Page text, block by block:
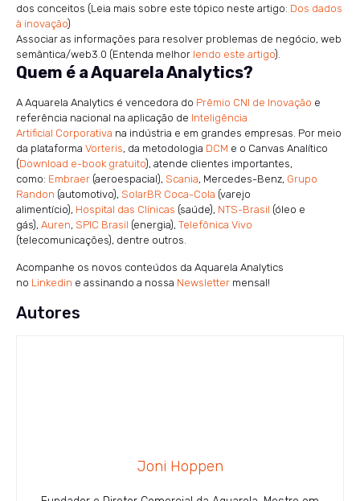
dos conceitos (Leia mais sobre este tópico neste artigo: Dos dados
à inovação)
Associar as informações para resolver problemas de negócio, web
semântica/web3.0 (Entenda melhor lendo este artigo).
Quem é a Aquarela Analytics?
A Aquarela Analytics é vencedora do Prêmio CNI de Inovação e
referência nacional na aplicação de Inteligência
Artificial Corporativa na indústria e em grandes empresas. Por meio
da plataforma Vorteris, da metodologia DCM e o Canvas Analítico
(Download e-book gratuito), atende clientes importantes,
como: Embraer (aeroespacial), Scania, Mercedes-Benz, Grupo
Randon (automotivo), SolarBR Coca-Cola (varejo
alimentício), Hospital das Clínicas (saúde), NTS-Brasil (óleo e
gás), Auren, SPIC Brasil (energia), Telefônica Vivo
(telecomunicações), dentre outros.
Acompanhe os novos conteúdos da Aquarela Analytics
no Linkedin e assinando a nossa Newsletter mensal!
Autores
Joni Hoppen